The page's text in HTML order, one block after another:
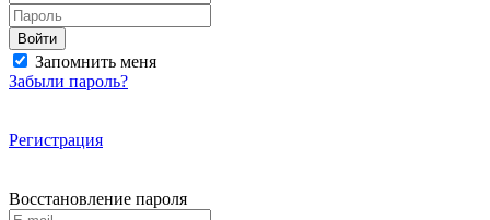
Войти
Запомнить меня
Забыли пароль?
Регистрация
Восстановление пароля